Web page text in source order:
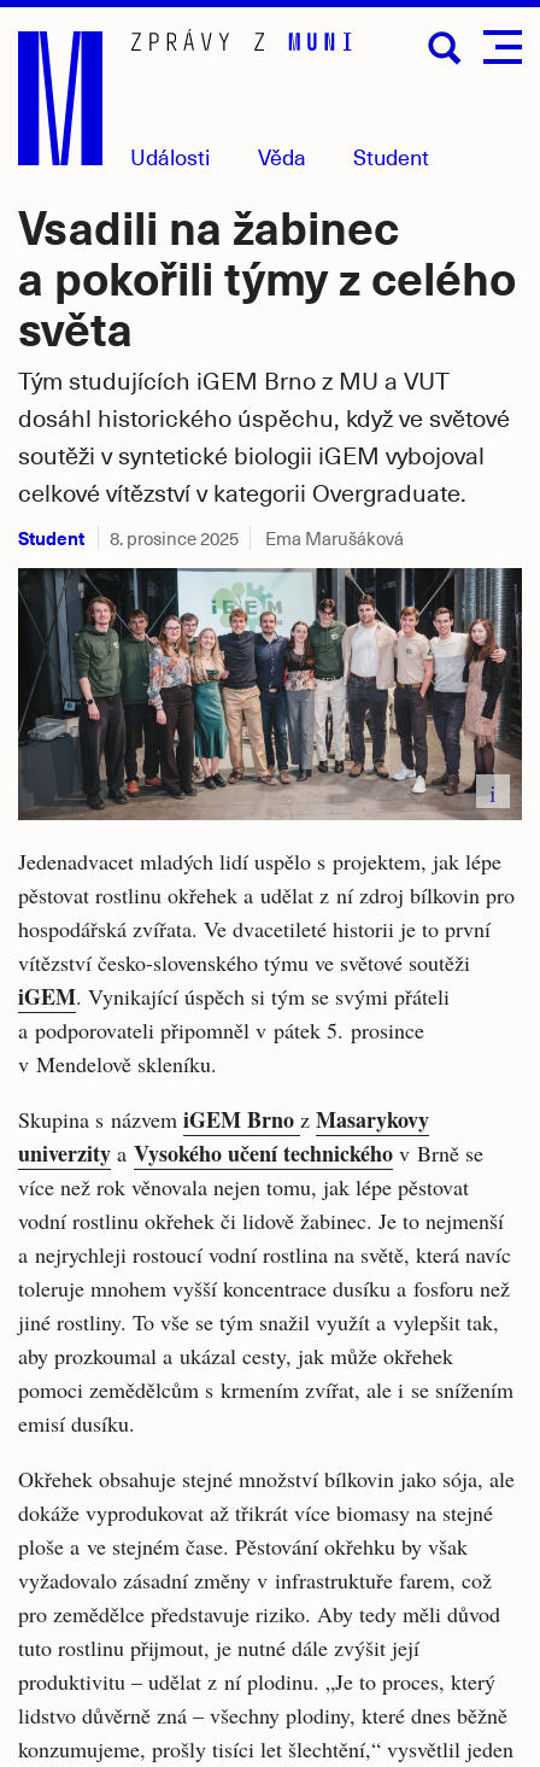
Přejít
hlavní
obsah
Události Věda Student
Vsadili na žabinec
a pokořili týmy z celého
světa
Tým studujících iGEM Brno z MU a VUT
dosáhl historického úspěchu, když ve světové
soutěži v syntetické biologii iGEM vybojoval
celkové vítězství v kategorii Overgraduate.
Student 8. prosince 2025 Ema Marušáková
i
Jedenadvacet mladých lidí uspělo s projektem, jak lépe
pěstovat rostlinu okřehek a udělat z ní zdroj bílkovin pro
hospodářská zvířata. Ve dvacetileté historii je to první
vítězství česko-slovenského týmu ve světové soutěži
iGEM. Vynikající úspěch si tým se svými přáteli
a podporovateli připomněl v pátek 5. prosince
v Mendelově skleníku.
Skupina s názvem iGEM Brno z Masarykovy
univerzity a Vysokého učení technického v Brně se
více než rok věnovala nejen tomu, jak lépe pěstovat
vodní rostlinu okřehek či lidově žabinec. Je to nejmenší
a nejrychleji rostoucí vodní rostlina na světě, která navíc
toleruje mnohem vyšší koncentrace dusíku a fosforu než
jiné rostliny. To vše se tým snažil využít a vylepšit tak,
aby prozkoumal a ukázal cesty, jak může okřehek
pomoci zemědělcům s krmením zvířat, ale i se snížením
emisí dusíku.
Okřehek obsahuje stejné množství bílkovin jako sója, ale
dokáže vyprodukovat až třikrát více biomasy na stejné
ploše a ve stejném čase. Pěstování okřehku by však
vyžadovalo zásadní změny v infrastruktuře farem, což
pro zemědělce představuje riziko. Aby tedy měli důvod
tuto rostlinu přijmout, je nutné dále zvýšit její
produktivitu – udělat z ní plodinu. „Je to proces, který
lidstvo důvěrně zná – všechny plodiny, které dnes běžně
konzumujeme, prošly tisíci let šlechtění,“ vysvětlil jeden